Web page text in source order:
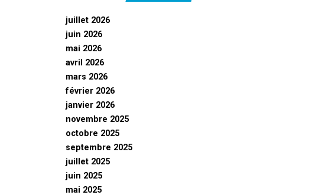
juillet 2026
juin 2026
mai 2026
avril 2026
mars 2026
février 2026
janvier 2026
novembre 2025
octobre 2025
septembre 2025
juillet 2025
juin 2025
mai 2025